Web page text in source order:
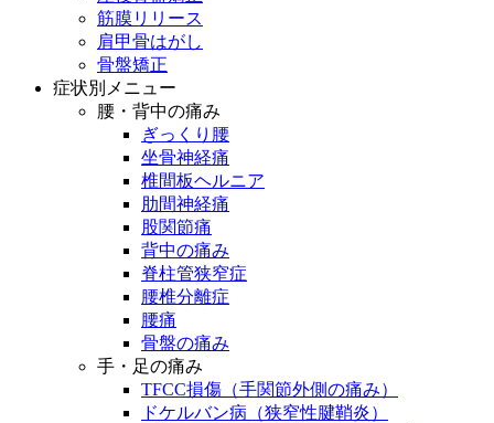
筋膜リリース
肩甲骨はがし
骨盤矯正
症状別メニュー
腰・背中の痛み
ぎっくり腰
坐骨神経痛
椎間板ヘルニア
肋間神経痛
股関節痛
背中の痛み
脊柱管狭窄症
腰椎分離症
腰痛
骨盤の痛み
手・足の痛み
TFCC損傷（手関節外側の痛み）
ドケルバン病（狭窄性腱鞘炎）